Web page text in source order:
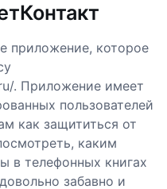
приложение, которое
. Приложение имеет
пользователей
как защититься от
каким
в телефонных книгах
забавно и